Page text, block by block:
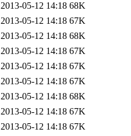
2013-05-12 14:18 68K
2013-05-12 14:18 67K
2013-05-12 14:18 68K
2013-05-12 14:18 67K
2013-05-12 14:18 67K
2013-05-12 14:18 67K
2013-05-12 14:18 68K
2013-05-12 14:18 67K
2013-05-12 14:18 67K